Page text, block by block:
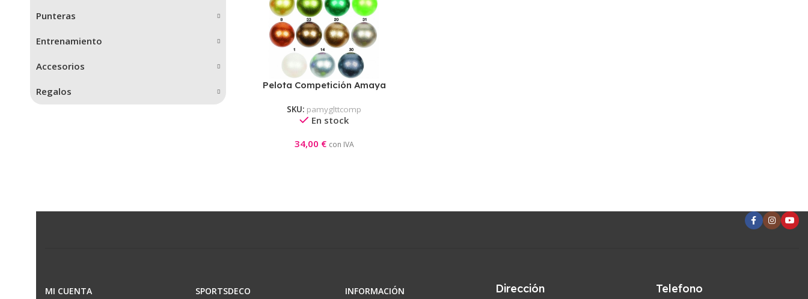
Punteras
Entrenamiento
Accesorios
Regalos
Pelota Competición Amaya
SKU: pamyglttcomp
En stock
34,00 € con IVA
MI CUENTA SPORTSDECO INFORMACIÓN Dirección Telefono